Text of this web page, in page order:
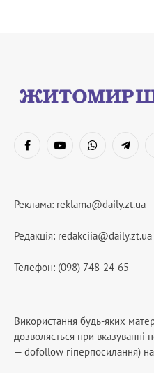
FacebookYouTubeWhatsApp
Реклама: reklama@daily.zt.ua
Редакція: redakciia@daily.zt.ua
Телефон: (098) 748-24-65
Використання будь-яких
дозволяється при вказуванні
— dofollow гіперпосилання)